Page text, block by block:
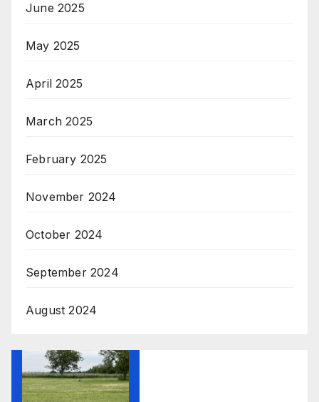
June 2025
May 2025
April 2025
March 2025
February 2025
November 2024
October 2024
September 2024
August 2024